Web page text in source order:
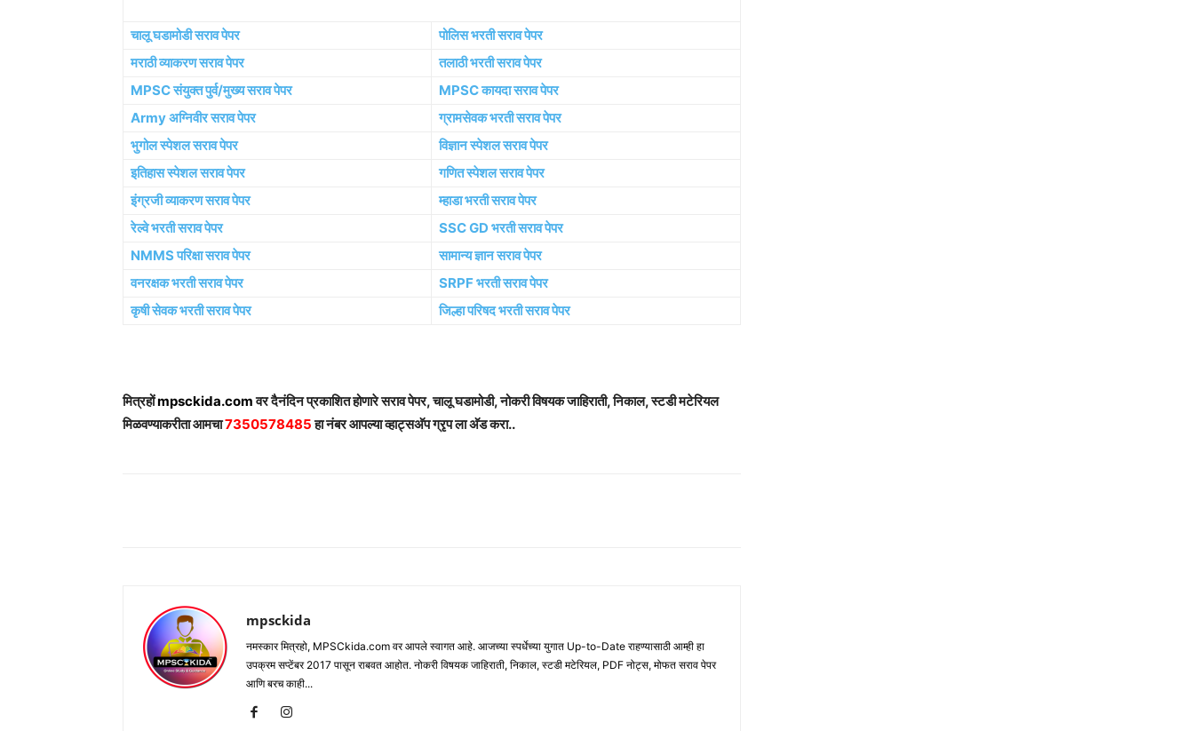
चालू घडामोडी सराव पेपर
पोलिस भरती सराव पेपर
मराठी व्याकरण सराव पेपर
तलाठी भरती सराव पेपर
MPSC संयुक्त पुर्व/मुख्य सराव पेपर
MPSC कायदा सराव पेपर
Army अग्निवीर सराव पेपर
ग्रामसेवक भरती सराव पेपर
भुगोल स्पेशल सराव पेपर
विज्ञान स्पेशल सराव पेपर
इतिहास स्पेशल सराव पेपर
गणित स्पेशल सराव पेपर
इंग्रजी व्याकरण सराव पेपर
म्हाडा भरती सराव पेपर
रेल्वे भरती सराव पेपर
SSC GD भरती सराव पेपर
NMMS परिक्षा सराव पेपर
सामान्य ज्ञान सराव पेपर
वनरक्षक भरती सराव पेपर
SRPF भरती सराव पेपर
कृषी सेवक भरती सराव पेपर
जिल्हा परिषद भरती सराव पेपर
मित्रहोंmpsckida.comवर दैनंदिन प्रकाशित होणारे सराव पेपर, चालू घडामोडी, नोकरी विषयक जाहिराती, निकाल, स्टडी मटेरियल
मिळवण्याकरीता आमचा7350578485हा नंबर आपल्या व्हाट्सअ‍ॅप ग्रृप ला अ‍ॅड करा..
mpsckida
नमस्कार मित्रहो, MPSCkida.com वर आपले स्वागत आहे. आजच्या स्पर्धेच्या युगात Up-to-Date राहण्यासाठी आम्ही हा
उपक्रम सप्टेंबर 2017 पासून राबवत आहोत. नोकरी विषयक जाहिराती, निकाल, स्टडी मटेरियल, PDF नोट्स, मोफत सराव पेपर
आणि बरच काही...